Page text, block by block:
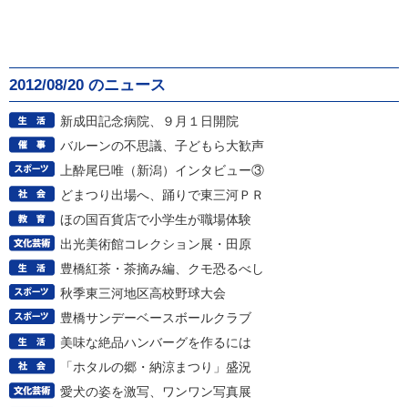
2012/08/20 のニュース
新成田記念病院、９月１日開院
バルーンの不思議、子どもら大歓声
上酔尾巳唯（新潟）インタビュー③
どまつり出場へ、踊りで東三河ＰＲ
ほの国百貨店で小学生が職場体験
出光美術館コレクション展・田原
豊橋紅茶・茶摘み編、クモ恐るべし
秋季東三河地区高校野球大会
豊橋サンデーベースボールクラブ
美味な絶品ハンバーグを作るには
「ホタルの郷・納涼まつり」盛況
愛犬の姿を激写、ワンワン写真展